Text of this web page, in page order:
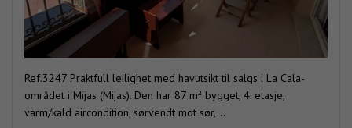
Ref.3247 Praktfull leilighet med havutsikt til salgs i La Cala-
området i Mijas (Mijas). Den har 87 m² bygget, 4. etasje,
varm/kald aircondition, sørvendt mot sør,...